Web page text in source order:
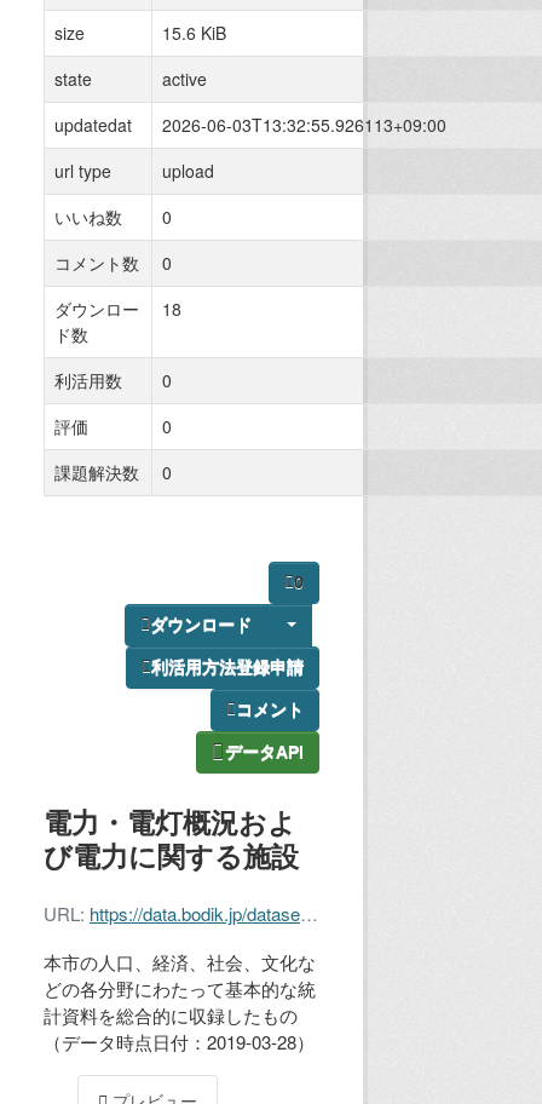
0
ダウンロード
利活用方法登録申請
コメント
データAPI
電力・電灯概況およ
び電力に関する施設
URL: https://data.bodik.jp/dataset/3eed2cfe-05af-46f3-bf75-b2e2224ce10b/resource/a50c98fb-da6b-4bb2-bde8-baff1dc543d0/download/h3012-062.xlsx
本市の人口、経済、社会、文化な
どの各分野にわたって基本的な統
計資料を総合的に収録したもの
（データ時点日付：2019-03-28）
size
15.6 KiB
state
active
updatedat
2026-06-03T13:32:55.926113+09:00
url type
upload
いいね数
0
コメント数
0
ダウンロー
ド数
18
利活用数
0
評価
0
課題解決数
0